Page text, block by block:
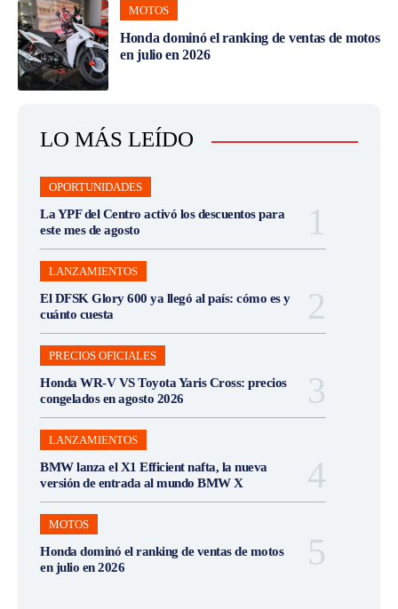
MOTOS
Honda dominó el ranking de ventas de motos
en julio en 2026
LO MÁS LEÍDO
OPORTUNIDADES
La YPF del Centro activó los descuentos para
este mes de agosto
LANZAMIENTOS
El DFSK Glory 600 ya llegó al país: cómo es y
cuánto cuesta
PRECIOS OFICIALES
Honda WR-V VS Toyota Yaris Cross: precios
congelados en agosto 2026
LANZAMIENTOS
BMW lanza el X1 Efficient nafta, la nueva
versión de entrada al mundo BMW X
MOTOS
Honda dominó el ranking de ventas de motos
en julio en 2026